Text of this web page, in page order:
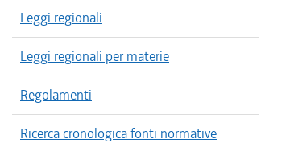
Leggi regionali
Leggi regionali per materie
Regolamenti
Ricerca cronologica fonti normative